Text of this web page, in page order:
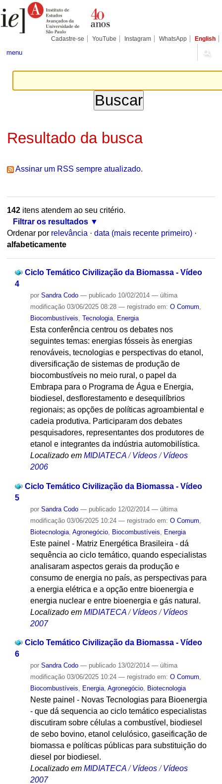
para
conteúdo.
Pessoais
Cadastre-se YouTube Instagram WhatsApp English
menu
Resultado da busca
Assinar um RSS sempre atualizado.
142itens atendem ao seu critério.
Filtrar os resultados
Ordenar por relevância · data (mais recente primeiro) ·
alfabeticamente
Ciclo Temático Civilização da Biomassa - Vídeo
4
por Sandra Codo — publicado10/02/2014 — última
modificação03/06/2025 08:28 — registrado em: O Comum
Biocombustíveis Tecnologia, Energia
Esta conferência centrou os debates nos
seguintes temas: energias fósseis às energias
renováveis, tecnologias e perspectivas do etanol,
diversificação de sistemas de produção de
biocombustíveis no meio rural, o papel da
Embrapa para o Programa de Água e Energia,
biodiesel, desflorestamento e desequilíbrios
regionais; as opções de políticas agroambiental e
cadeia produtiva. Participaram dos debates
pesquisadores, representantes dos produtores de
etanol e integrantes da indústria automobilística.
Localizado em MIDIATECA /Vídeos /Vídeos
2006
Ciclo Temático Civilização da Biomassa - Vídeo
5
por Sandra Codo — publicado12/02/2014 — última
modificação03/06/2025 10:24 — registrado em: O Comum
Biotecnologia, Agronegócio, Biocombustíveis Energia
Este painel - Matriz Energética Brasileira - dá
sequência ao ciclo temático, quando especialistas
analisaram aspectos gerais da produção e
consumo de energia no país, as perspectivas para
a energia elétrica e a opção entre bioenergia e
energia nuclear e entre bioenergia e gás natural.
Localizado em MIDIATECA /Vídeos /Vídeos
2007
Ciclo Temático Civilização da Biomassa - Vídeo
6
por Sandra Codo — publicado13/02/2014 — última
modificação03/06/2025 10:24 — registrado em: O Comum,
Biocombustíveis, Energia, Agronegócio, Biotecnologia
Neste painel - Novas Tecnologias para Bioenergia
- que dá sequencia ao ciclo temático especialistas
discutiram sobre células a combustível, biodiesel
de sebo bovino, etanol celulósico, gaseificação de
biomassa e políticas públicas para substituição do
diesel por biodiesel.
Localizado em MIDIATECA /Vídeos /Vídeos
2007